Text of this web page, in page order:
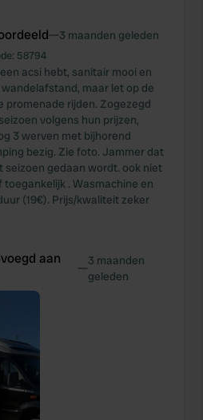
—3 maanden geleden
58794
acsi hebt, sanitair mooi en
maar let op de
promenade rijden. Zogezegd
volgens hun prijzen,
3 werven met bijhorend
bezig. Zie foto. Jammer dat
seizoen gedaan wordt. ook niet
toegankelijk . Wasmachine en
(19€). Prijs/kwaliteit zeker
aan
—3 maanden
geleden